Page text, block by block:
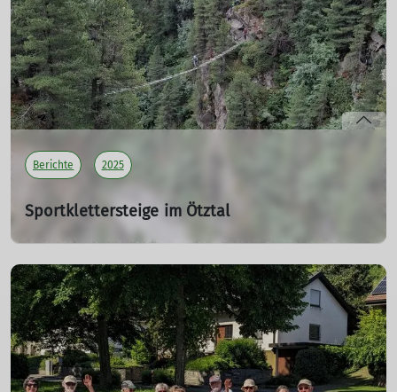
Sonntagnachmittag noch den Klettersteig zur
Heidachstellwand nahe der Erfurter Hütte erklommen.
mehr erfahren
Berichte 2025
Sportklettersteige im Ötztal
KS 03 - Adrenalin, Aussicht und Abenteuer
Zwölf gespannte Teilnehmer, zwei erfahrene und
hochmotivierte Guides,die nebenbei erfolgreich als
Wettergötter fungierten, sechs spektakuläre
Klettersteige: Unsere Sportklettersteigtour im Ötztal war
nichts für schwache Nerven, aber ein unvergessliches
Erlebnis für alle!